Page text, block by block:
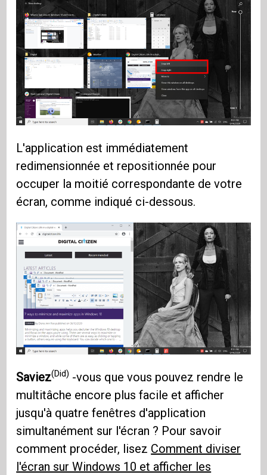
L'application est immédiatement
redimensionnée et repositionnée pour
occuper la moitié correspondante de votre
écran, comme indiqué ci-dessous.
Saviez(Did) -vous que vous pouvez rendre le
multitâche encore plus facile et afficher
jusqu'à quatre fenêtres d'application
simultanément sur l'écran ? Pour savoir
comment procéder, lisez Comment diviser
l'écran sur Windows 10 et afficher les